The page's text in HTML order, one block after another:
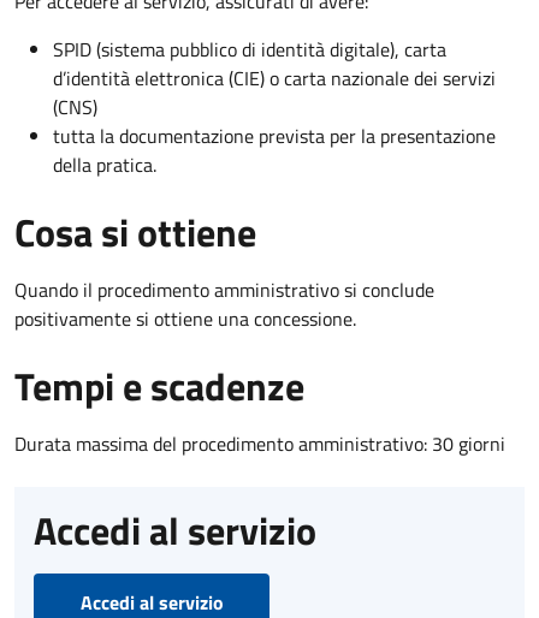
SPID (sistema pubblico di identità digitale), carta
d’identità elettronica (CIE) o carta nazionale dei servizi
(CNS)
tutta la documentazione prevista per la presentazione
della pratica.
Cosa si ottiene
Quando il procedimento amministrativo si conclude
positivamente si ottiene una concessione.
Tempi e scadenze
Durata massima del procedimento amministrativo: 30 giorni
Accedi al servizio
Accedi al servizio